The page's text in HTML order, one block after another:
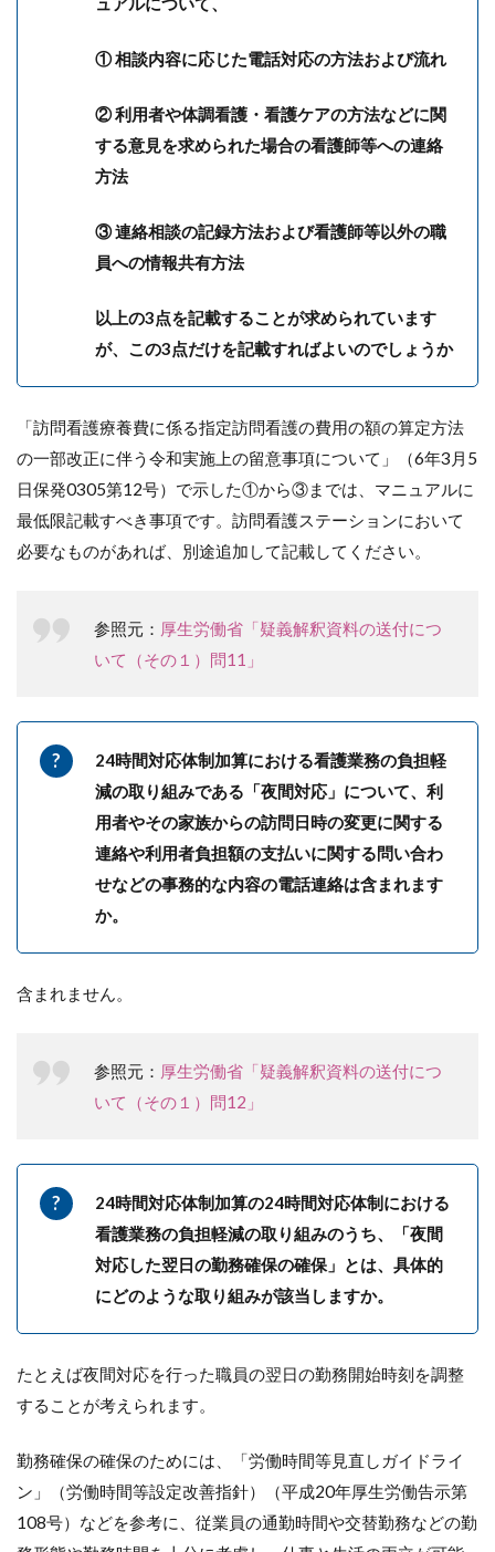
① 相談内容に応じた電話対応の方法および流れ
② 利用者や体調看護・看護ケアの方法などに関
する意見を求められた場合の看護師等への連絡
方法
③ 連絡相談の記録方法および看護師等以外の職
員への情報共有方法
以上の3点を記載することが求められています
が、この3点だけを記載すればよいのでしょうか
「訪問看護療養費に係る指定訪問看護の費用の額の算定方法
の一部改正に伴う令和実施上の留意事項について」（6年3月5
日保発0305第12号）で示した①から③までは、マニュアルに
最低限記載すべき事項です。訪問看護ステーションにおいて
必要なものがあれば、別途追加して記載してください。
参照元： 厚生労働省「疑義解釈資料の送付につ
いて（その１）問11」
24時間対応体制加算における看護業務の負担軽
減の取り組みである「夜間対応」について、利
用者やその家族からの訪問日時の変更に関する
連絡や利用者負担額の支払いに関する問い合わ
せなどの事務的な内容の電話連絡は含まれます
か。
含まれません。
参照元： 厚生労働省「疑義解釈資料の送付につ
いて（その１）問12」
24時間対応体制加算の24時間対応体制における
看護業務の負担軽減の取り組みのうち、「夜間
対応した翌日の勤務確保の確保」とは、具体的
にどのような取り組みが該当しますか。
たとえば夜間対応を行った職員の翌日の勤務開始時刻を調整
することが考えられます。
勤務確保の確保のためには、「労働時間等見直しガイドライ
ン」（労働時間等設定改善指針）（平成20年厚生労働告示第
108号）などを参考に、従業員の通勤時間や交替勤務などの勤